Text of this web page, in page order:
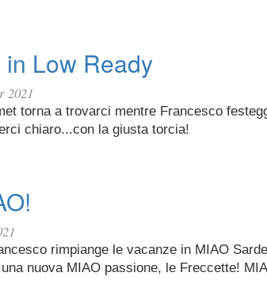
Low Ready
2021
torna a trovarci mentre Francesco
chiaro...con la giusta torcia!
rimpiange le vacanze in MIAO
nuova MIAO passione, le Freccette!